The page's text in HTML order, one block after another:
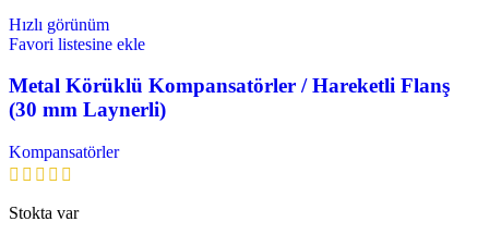
Hızlı görünüm
Favori listesine ekle
Metal Körüklü Kompansatörler / Hareketli Flanş
(30 mm Laynerli)
Kompansatörler
Stokta var